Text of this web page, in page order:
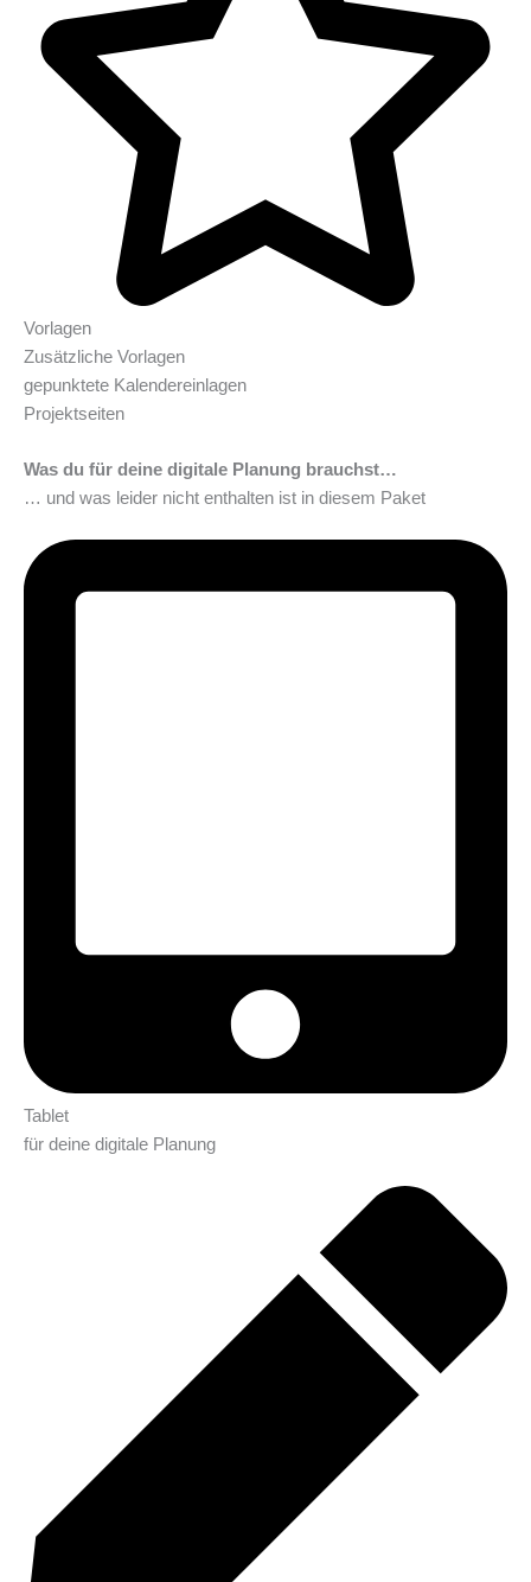
Vorlagen
Zusätzliche Vorlagen
gepunktete Kalendereinlagen
Projektseiten
Was du für deine digitale Planung brauchst…
… und was leider nicht enthalten ist in diesem Paket
Tablet
für deine digitale Planung